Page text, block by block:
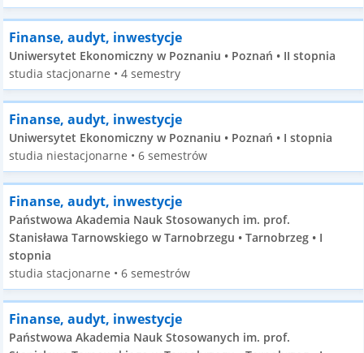
Finanse, audyt, inwestycje
Uniwersytet Ekonomiczny w Poznaniu • Poznań • II stopnia
studia stacjonarne • 4 semestry
Finanse, audyt, inwestycje
Uniwersytet Ekonomiczny w Poznaniu • Poznań • I stopnia
studia niestacjonarne • 6 semestrów
Finanse, audyt, inwestycje
Państwowa Akademia Nauk Stosowanych im. prof.
Stanisława Tarnowskiego w Tarnobrzegu • Tarnobrzeg • I
stopnia
studia stacjonarne • 6 semestrów
Finanse, audyt, inwestycje
Państwowa Akademia Nauk Stosowanych im. prof.